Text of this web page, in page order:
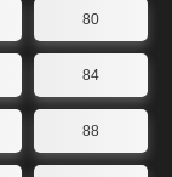
80
84
88